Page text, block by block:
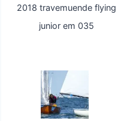
2018 travemuende flying
junior em 035